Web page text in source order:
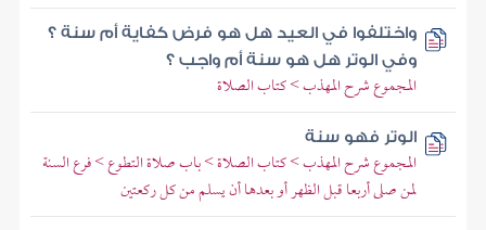
واختلفوا في العيد هل هو فرض كفاية أم سنة ؟
وفي الوتر هل هو سنة أم واجب ؟
المجموع شرح المهذب > كتاب الصلاة
الوتر فهو سنة
المجموع شرح المهذب > كتاب الصلاة > باب صلاة التطوع > فرع السنة
لمن صلى أربعا قبل الظهر أو بعدها أن يسلم من كل ركعتين